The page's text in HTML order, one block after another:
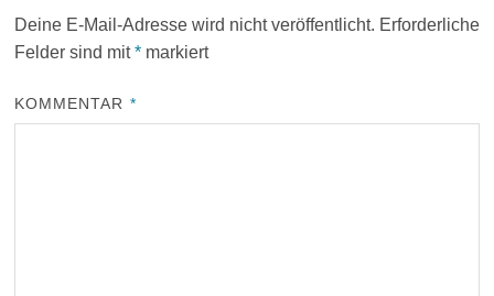
Deine E-Mail-Adresse wird nicht veröffentlicht. Erforderliche
Felder sind mit*markiert
KOMMENTAR *